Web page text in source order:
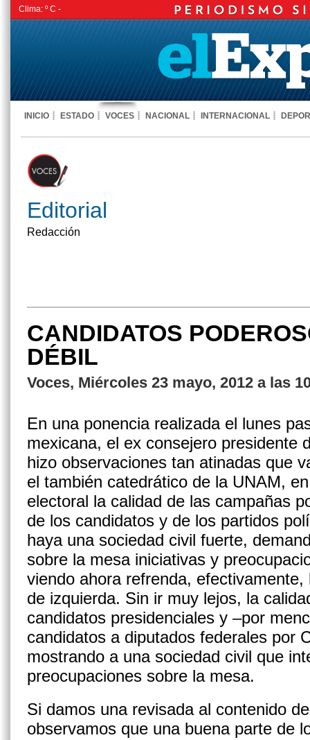
Clima: º C -
INICIO ESTADO VOCES NACIONAL INTERNACIONAL
Editorial
Redacción
CANDIDATOS
DÉBIL
Voces, Miércoles 23 mayo, 2012 a las
En una ponencia realizada el lunes
mexicana, el ex consejero presidente
hizo observaciones tan atinadas que
el también catedrático de la UNAM,
electoral la calidad de las campañas
de los candidatos y de los partidos
haya una sociedad civil fuerte,
sobre la mesa iniciativas y
viendo ahora refrenda,
de izquierda. Sin ir muy lejos, la
candidatos presidenciales y –por
candidatos a diputados federales por
mostrando a una sociedad civil que
preocupaciones sobre la mesa.
Si damos una revisada al contenido
observamos que una buena parte de